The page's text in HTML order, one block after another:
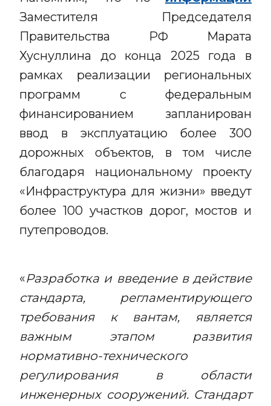
Заместителя Председателя
Правительства РФ Марата
Хуснуллина до конца 2025 года в
рамках реализации региональных
программ с федеральным
финансированием запланирован
ввод в эксплуатацию более 300
дорожных объектов, в том числе
благодаря национальному проекту
«Инфраструктура для жизни» введут
более 100 участков дорог, мостов и
путепроводов.
«Разработка и введение в действие
стандарта, регламентирующего
требования к вантам, является
важным этапом развития
нормативно-технического
регулирования в области
инженерных сооружений. Стандарт